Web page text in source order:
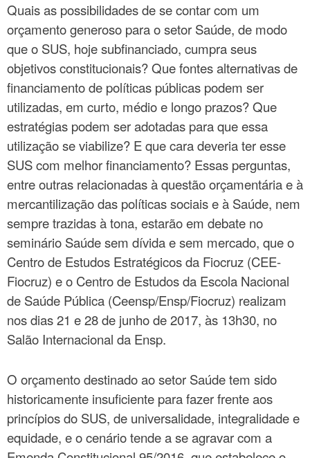
Quais as possibilidades de se contar com um
orçamento generoso para o setor Saúde, de modo
que o SUS, hoje subfinanciado, cumpra seus
objetivos constitucionais? Que fontes alternativas de
financiamento de políticas públicas podem ser
utilizadas, em curto, médio e longo prazos? Que
estratégias podem ser adotadas para que essa
utilização se viabilize? E que cara deveria ter esse
SUS com melhor financiamento? Essas perguntas,
entre outras relacionadas à questão orçamentária e à
mercantilização das políticas sociais e à Saúde, nem
sempre trazidas à tona, estarão em debate no
seminário Saúde sem dívida e sem mercado, que o
Centro de Estudos Estratégicos da Fiocruz (CEE-
Fiocruz) e o Centro de Estudos da Escola Nacional
de Saúde Pública (Ceensp/Ensp/Fiocruz) realizam
nos dias 21 e 28 de junho de 2017, às 13h30, no
Salão Internacional da Ensp.
O orçamento destinado ao setor Saúde tem sido
historicamente insuficiente para fazer frente aos
princípios do SUS, de universalidade, integralidade e
equidade, e o cenário tende a se agravar com a